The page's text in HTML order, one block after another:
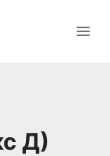
Д)